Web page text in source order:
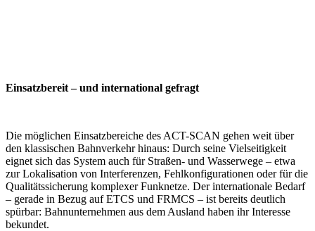
Einsatzbereit – und international gefragt
Die möglichen Einsatzbereiche des ACT-SCAN gehen weit über
den klassischen Bahnverkehr hinaus: Durch seine Vielseitigkeit
eignet sich das System auch für Straßen- und Wasserwege – etwa
zur Lokalisation von Interferenzen, Fehlkonfigurationen oder für die
Qualitätssicherung komplexer Funknetze. Der internationale Bedarf
– gerade in Bezug auf ETCS und FRMCS – ist bereits deutlich
spürbar: Bahnunternehmen aus dem Ausland haben ihr Interesse
bekundet.